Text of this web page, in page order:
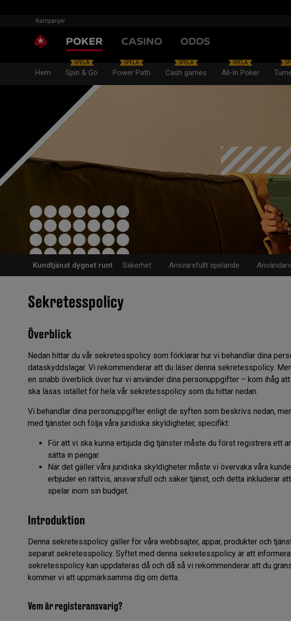
Kampanjer
Hem
SPELA
Spin & Go
SPELA
Power Path
SPELA
Cash games
SPELA
All-In Poker
Kundtjänst dygnet runt Säkerhet Ansvarsfullt spelande
Sekretesspolicy
Överblick
Nedan hittar du vår sekretesspolicy som förklarar hur vi behandlar dina
dataskyddslagar. Vi rekommenderar att du läser denna sekretesspolicy.
en snabb överblick över hur vi använder dina personuppgifter – kom ihåg
ska läsas istället för hela vår sekretesspolicy som du hittar nedan.
Vi behandlar dina personuppgifter enligt de syften som beskrivs nedan,
med tjänster och följa våra juridiska skyldigheter, specifikt:
För att vi ska kunna erbjuda dig tjänster måste du först registrera ett
sätta in pengar.
När det gäller våra juridiska skyldigheter måste vi övervaka våra
erbjuder en rättvis, ansvarsfull och säker tjänst, och detta inkluderar
spelar inom sin budget.
Introduktion
Denna sekretesspolicy gäller för våra webbsajter, appar, produkter och
separat sekretesspolicy. Syftet med denna sekretesspolicy är att
sekretesspolicy kan uppdateras då och då så vi rekommenderar att du
kommer vi att uppmärksamma dig om detta.
Vem är registeransvarig?